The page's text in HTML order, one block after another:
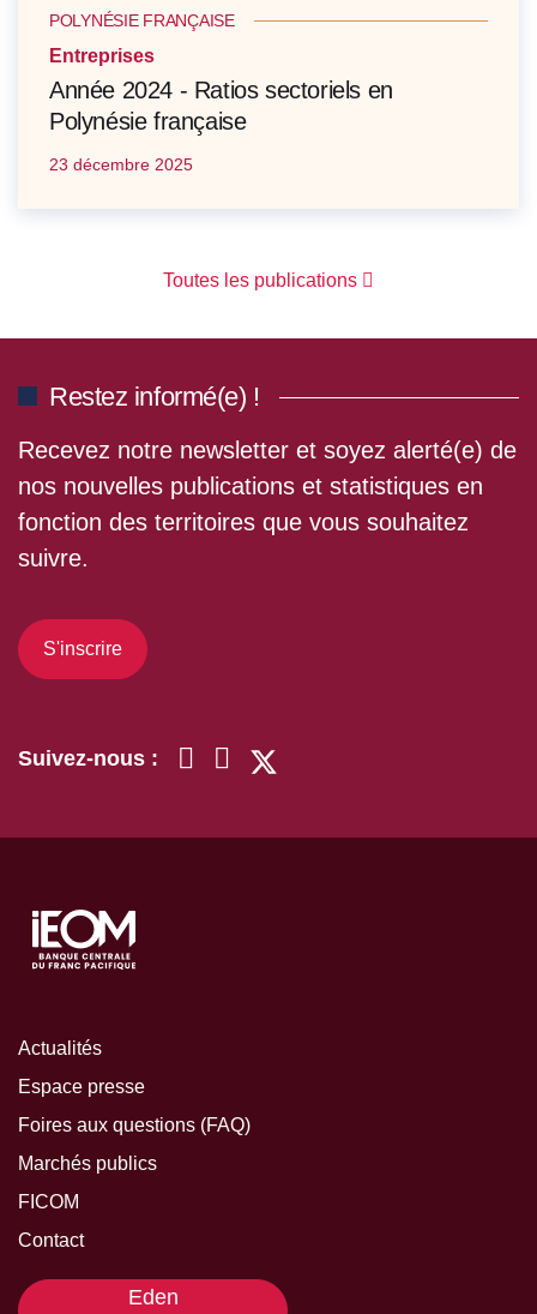
POLYNÉSIE FRANÇAISE
Entreprises
Année 2024 - Ratios sectoriels en
Polynésie française
23 décembre 2025
Toutes les publications
Restez informé(e) !
Recevez notre newsletter et soyez alerté(e) de
nos nouvelles publications et statistiques en
fonction des territoires que vous souhaitez
suivre.
S'inscrire
Suivez-nous :
Actualités
Espace presse
Foires aux questions (FAQ)
Marchés publics
FICOM
Contact
Eden